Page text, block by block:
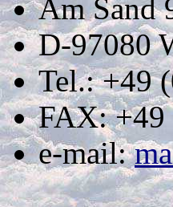
Am Sand
D-97080
Tel.: +49
FAX: +49
e-mail: